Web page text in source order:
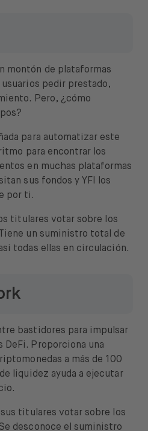
montón de plataformas
pedir prestado,
Pero, ¿cómo
para automatizar este
para encontrar los
en muchas plataformas
sus fondos y YFI los
por ti.
titulares votar sobre los
un suministro total de
todas ellas en circulación.
bastidores para impulsar
Proporciona una
a más de 100
liquidez ayuda a ejecutar
titulares votar sobre los
desconoce el suministro